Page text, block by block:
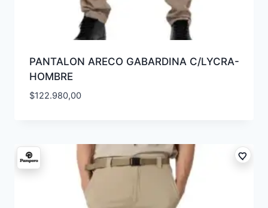
PANTALON ARECO GABARDINA C/LYCRA-
HOMBRE
$122.980,00